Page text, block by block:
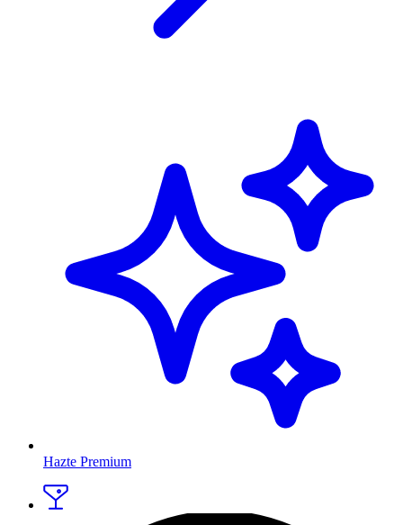
Hazte Premium